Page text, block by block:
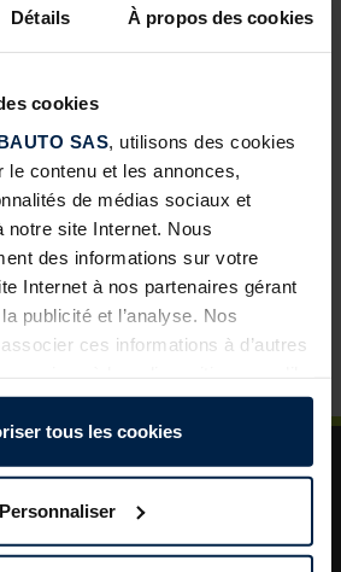
Détails À propos des cookies
cookies
SAS , utilisons des cookies
contenu et les annonces,
de médias sociaux et
site Internet. Nous
des informations sur votre
Internet à nos partenaires gérant
publicité et l’analyse. Nos
ces informations à d’autres
cadre de votre utilisation des
stocker des cookies sur votre
site. Pour tous les autres types de
de votre autorisation. Vous
tous les cookies
Personnaliser
les négoces
toit lounge : une solution à forte
vos clients
: un incontournable pour
: un levier de valorisation pour vos
le jardin : un aménagement